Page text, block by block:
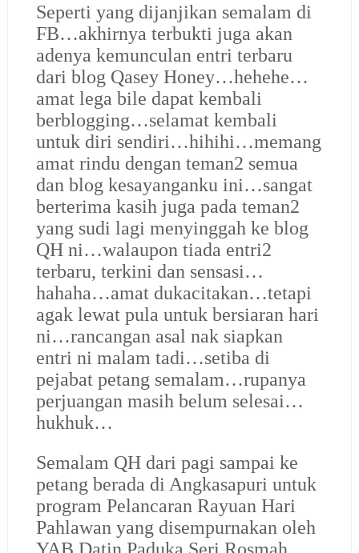
Seperti yang dijanjikan semalam di
FB…akhirnya terbukti juga akan
adenya kemunculan entri terbaru
dari blog Qasey Honey…hehehe…
amat lega bile dapat kembali
berblogging…selamat kembali
untuk diri sendiri…hihihi…memang
amat rindu dengan teman2 semua
dan blog kesayanganku ini…sangat
berterima kasih juga pada teman2
yang sudi lagi menyinggah ke blog
QH ni…walaupon tiada entri2
terbaru, terkini dan sensasi…
hahaha…amat dukacitakan…tetapi
agak lewat pula untuk bersiaran hari
ni…rancangan asal nak siapkan
entri ni malam tadi…setiba di
pejabat petang semalam…rupanya
perjuangan masih belum selesai…
hukhuk…
Semalam QH dari pagi sampai ke
petang berada di Angkasapuri untuk
program Pelancaran Rayuan Hari
Pahlawan yang disempurnakan oleh